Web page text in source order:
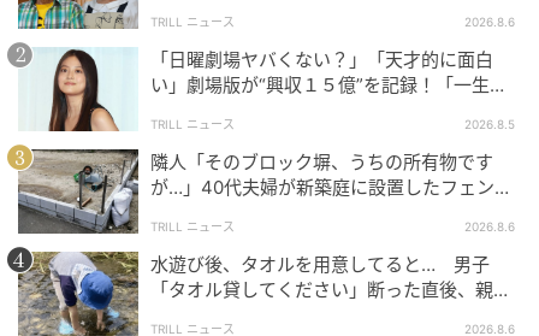
TRILL ニュース 2026.8.6
「日曜劇場ヤバくない？」「天才的に面白
い」劇場版が“興収１５億”を記録！「一生言
TRILL ニュース 2026.8.5
隣人「そのブロック塀、うちの所有物です
が…」40代夫婦が新築庭に設置したフェン
TRILL ニュース 2026.8.6
水遊び後、タオルを用意してると… 男子
「タオル貸してください」断った直後、親が
TRILL ニュース 2026.8.6